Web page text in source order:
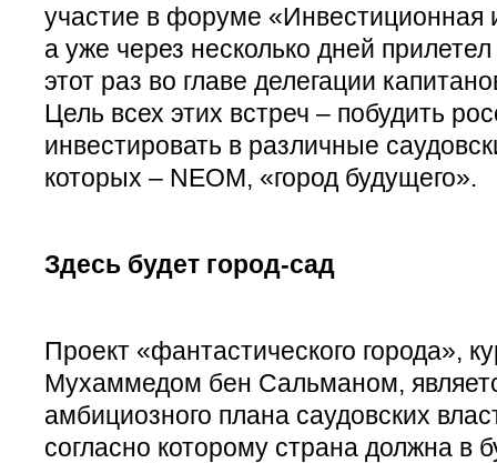
участие в форуме «Инвестиционная
а уже через несколько дней
этот раз во главе делегации
Цель всех этих встреч – побудить
инвестировать в различные
которых – NEOM, «город будущего».
Здесь будет город-сад
Проект «фантастического города»,
Мухаммедом бен Сальманом,
амбициозного плана саудовских
согласно которому страна должна в